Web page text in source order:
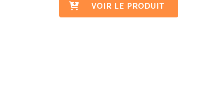
VOIR LE PRODUIT